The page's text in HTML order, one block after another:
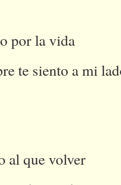
por la vida
te siento a mi
al que volver